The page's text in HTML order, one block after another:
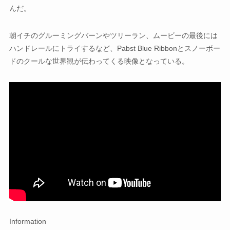
んだ。
朝イチのグルーミングバーンやツリーラン、ムービーの最後には
ハンドレールにトライするなど、Pabst Blue Ribbonとスノーボー
ドのクールな世界観が伝わってくる映像となっている。
Information